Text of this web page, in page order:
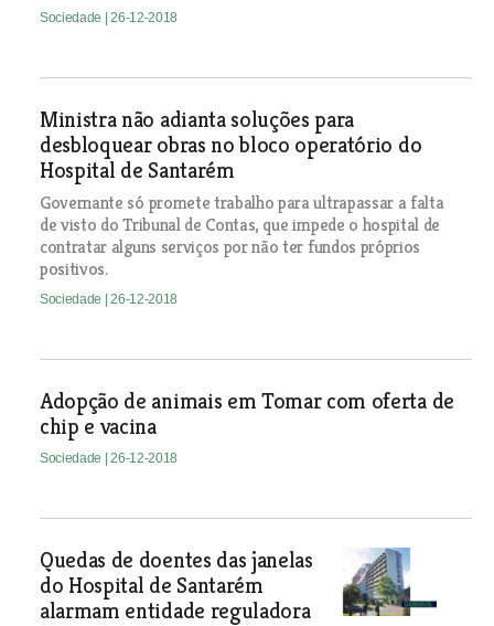
Sociedade | 26-12-2018
Ministra não adianta soluções para
desbloquear obras no bloco operatório do
Hospital de Santarém
Governante só promete trabalho para ultrapassar a falta
de visto do Tribunal de Contas, que impede o hospital de
contratar alguns serviços por não ter fundos próprios
positivos.
Sociedade | 26-12-2018
Adopção de animais em Tomar com oferta de
chip e vacina
Sociedade | 26-12-2018
Quedas de doentes das janelas
do Hospital de Santarém
alarmam entidade reguladora